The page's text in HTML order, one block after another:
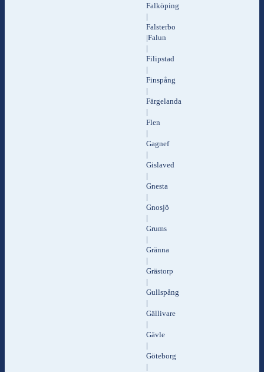
Falköping
|
Falsterbo
|Falun
|
Filipstad
|
Finspång
|
Färgelanda
|
Flen
|
Gagnef
|
Gislaved
|
Gnesta
|
Gnosjö
|
Grums
|
Gränna
|
Grästorp
|
Gullspång
|
Gällivare
|
Gävle
|
Göteborg
|